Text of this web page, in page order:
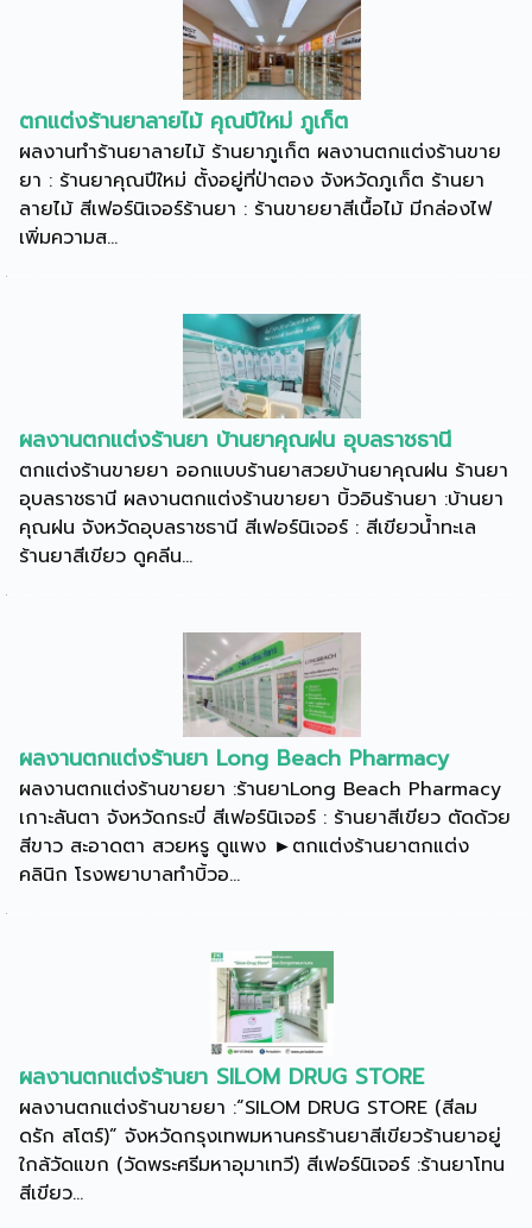
ตกแต่งร้านยาลายไม้ คุณปีใหม่ ภูเก็ต
ผลงานทำร้านยาลายไม้ ร้านยาภูเก็ต ผลงานตกแต่งร้านขาย
ยา : ร้านยาคุณปีใหม่ ตั้งอยู่ที่ป่าตอง จังหวัดภูเก็ต ร้านยา
ลายไม้ สีเฟอร์นิเจอร์ร้านยา : ร้านขายยาสีเนื้อไม้ มีกล่องไฟ
เพิ่มความส...
ผลงานตกแต่งร้านยา บ้านยาคุณฝน อุบลราชธานี
ตกแต่งร้านขายยา ออกแบบร้านยาสวยบ้านยาคุณฝน ร้านยา
อุบลราชธานี ผลงานตกแต่งร้านขายยา บิ้วอินร้านยา :บ้านยา
คุณฝน จังหวัดอุบลราชธานี สีเฟอร์นิเจอร์ : สีเขียวน้ำทะเล
ร้านยาสีเขียว ดูคลีน...
ผลงานตกแต่งร้านยา Long Beach Pharmacy
ผลงานตกแต่งร้านขายยา :ร้านยาLong Beach Pharmacy
เกาะลันตา จังหวัดกระบี่ สีเฟอร์นิเจอร์ : ร้านยาสีเขียว ตัดด้วย
สีขาว สะอาดตา สวยหรู ดูแพง ►ตกแต่งร้านยาตกแต่ง
คลินิก โรงพยาบาลทำบิ้วอ...
ผลงานตกแต่งร้านยา SILOM DRUG STORE
ผลงานตกแต่งร้านขายยา :“SILOM DRUG STORE (สีลม
ดรัก สโตร์)” จังหวัดกรุงเทพมหานครร้านยาสีเขียวร้านยาอยู่
ใกล้วัดแขก (วัดพระศรีมหาอุมาเทวี) สีเฟอร์นิเจอร์ :ร้านยาโทน
สีเขียว...